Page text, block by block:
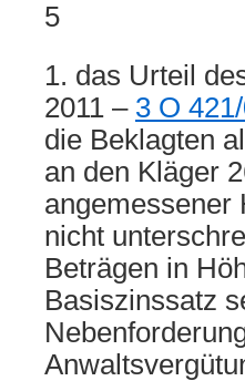
5
1. das Urteil
2011 – 3 O
die Beklagten
an den Kläger
angemessener
nicht
Beträgen in
Basiszinssatz